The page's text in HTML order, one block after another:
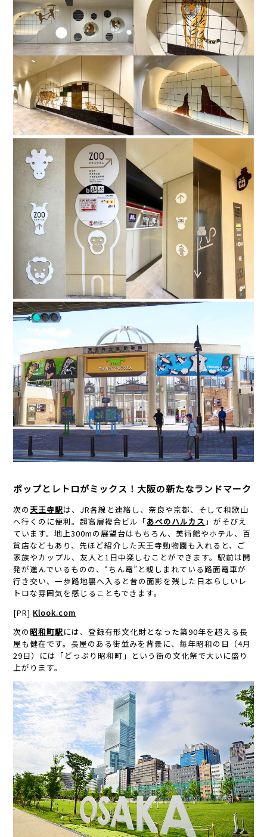
ポップとレトロがミックス！大阪の新たなランドマーク
次の天王寺駅は、JR各線と連絡し、奈良や京都、そして和歌山
へ行くのに便利。超高層複合ビル「あべのハルカス 」がそびえ
ています。地上300mの展望台はもちろん、美術館やホテル、百
貨店などもあり、先ほど紹介した天王寺動物園も入れると、ご
家族やカップル、友人と1日中楽しむことができます。駅前は開
発が進んでいるものの、“ちん電”と親しまれている路面電車が
行き交い、一歩路地裏へ入ると昔の面影を残した日本らしいレ
トロな雰囲気を感じることもできます。
[PR]Klook.com
次の昭和町駅には、登録有形文化財となった築90年を超える長
屋も健在です。長屋のある街並みを背景に、毎年昭和の日（4月
29日）には「どっぷり昭和町」という街の文化祭で大いに盛り
上がります。